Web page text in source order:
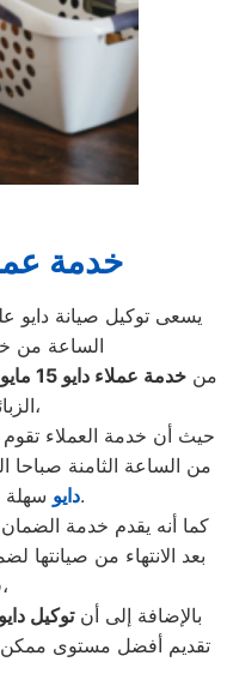
خدمة عملاء
يسعى توكيل صيانة دايو
الساعة من
من خدمة عملاء دايو 15 مايو
الزبائن داخل الفروع،
حيث أن خدمة العملاء تقوم
من الساعة الثامنة
دايوسهلة ومتيسرة على الجميع.
كما أنه يقدم خدمة
بعد الانتهاء من صيانتها
فترة ممكنة،
بالإضافة إلى أنتوكيل
تقديم أفضل مستوى ممكن